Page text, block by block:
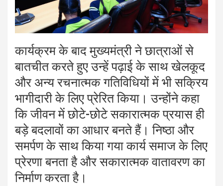
कार्यक्रम के बाद मुख्यमंत्री ने छात्राओं से
बातचीत करते हुए उन्हें पढ़ाई के साथ खेलकूद
और अन्य रचनात्मक गतिविधियों में भी सक्रिय
भागीदारी के लिए प्रेरित किया। उन्होंने कहा
कि जीवन में छोटे-छोटे सकारात्मक प्रयास ही
बड़े बदलावों का आधार बनते हैं। निष्ठा और
समर्पण के साथ किया गया कार्य समाज के लिए
प्रेरणा बनता है और सकारात्मक वातावरण का
निर्माण करता है।